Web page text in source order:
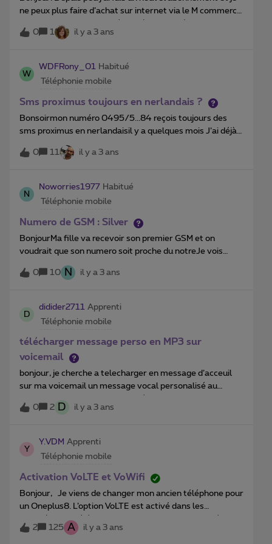
ne peux plus faire d’achat sur internet via le M commerce.
control est bien désactivé. Avec mon ancien abonnement
d’avance
0 1 il y a 3 ans
W
WDFRony_01
Habitué
Téléphonie mobile
Sms proximus toujours en nerlandais ?
Bonsoirmon numéro 0495/5...84 reçois toujours des
sms proximus en nerlandaisil y a quelques mois J’ai déjà
appeler deux fois le service technique et on me dis a
chaque fois .. “voila c est fait
toujours des sms du 0477200124 en NLPouvez vous
enfin faire le nécessaire?Merci d’avance
0 11 il y a 3 ans
N
Noworries1977 Habitué
Téléphonie mobile
Numero de GSM : Silver
BonjourMa fille va recevoir son premier GSM et on
voudrait que son numero soit proche du notreJe vois
l’option Silver sur le site avec le choix de 6 numeros
gratuitement. Evidement personne ne sait rien au
? Merci
0 10 N il y a 3 ans
D
didider2711 Apprenti
Téléphonie mobile
télécharger message perso en MP3 sur
voicemail
bonjour, je cherche a telecharger en message d’acceuil
sur ma voicemail un message vocal personalisé au
procédure au départ d’un poste fixe, mais lorsque l’on
messagerie.Pouvez-vous m’éclairer sur le sujet et au
besoin me donner la marche à suivre pour y
arriver.D’avance merci
0 2 D il y a 3 ans
Y
Y.VDM Apprenti
Téléphonie mobile
Activation VoLTE et VoWifi
Bonjour, Je viens de changer mon ancien téléphone pour
un Oneplus8. L’option VoLTE est activé dans les
paramètre du téléphone mais ne semble pas activée
pour mon numéro. Mon appareil supporte aussi la
2 125 A il y a 3 ans